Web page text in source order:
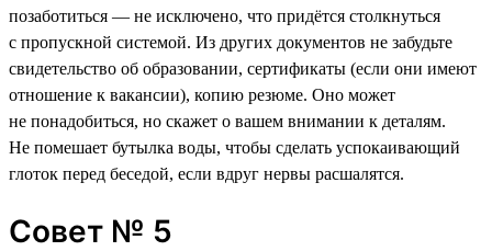
позаботиться — не исключено, что придётся столкнуться
с пропускной системой. Из других документов не забудьте
свидетельство об образовании, сертификаты (если они имеют
отношение к вакансии), копию резюме. Оно может
не понадобиться, но скажет о вашем внимании к деталям.
Не помешает бутылка воды, чтобы сделать успокаивающий
глоток перед беседой, если вдруг нервы расшалятся.
Совет № 5